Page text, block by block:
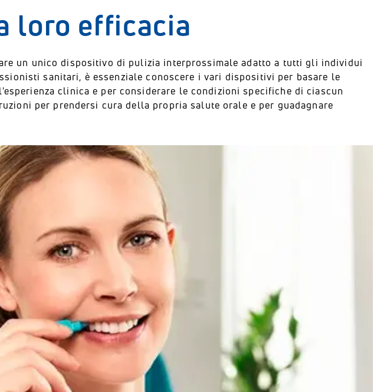
loro efficacia
un unico dispositivo di pulizia interprossimale adatto a tutti gli individui
sanitari, è essenziale conoscere i vari dispositivi per basare le
clinica e per considerare le condizioni specifiche di ciascun
per prendersi cura della propria salute orale e per guadagnare